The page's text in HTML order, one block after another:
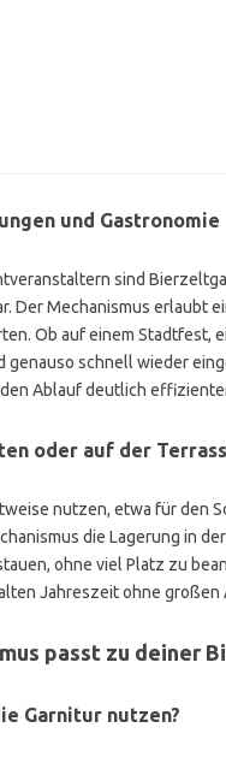
und Gastronomie
sind
Der Mechanismus erlaubt
Ob auf einem Stadtfest,
genauso schnell wieder
Ablauf deutlich
oder auf der
nutzen, etwa für den
die Lagerung in
ohne viel Platz zu
Jahreszeit ohne großen
passt zu deiner
Garnitur nutzen?